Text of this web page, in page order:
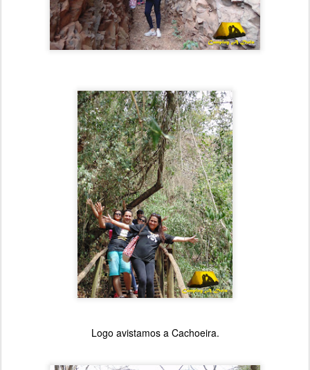
Logo avistamos a Cachoeira.